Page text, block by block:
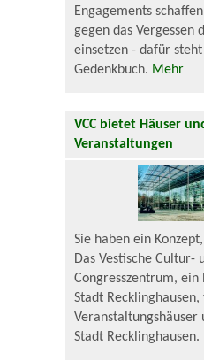
Engagements
gegen das Vergessen
einsetzen - dafür
Gedenkbuch. Mehr
VCC bietet Häuser
Veranstaltungen
Sie haben ein
Das Vestische Cultur-
Congresszentrum,
Stadt
Veranstaltungshäuser
Stadt Recklinghausen.